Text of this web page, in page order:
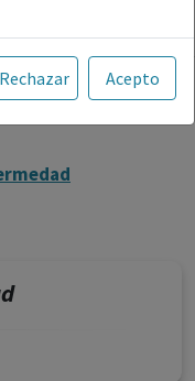
Web está
y, por
legalmente
medicamentos
informativo,
decidir, en cada
a las
Rechazar Acepto